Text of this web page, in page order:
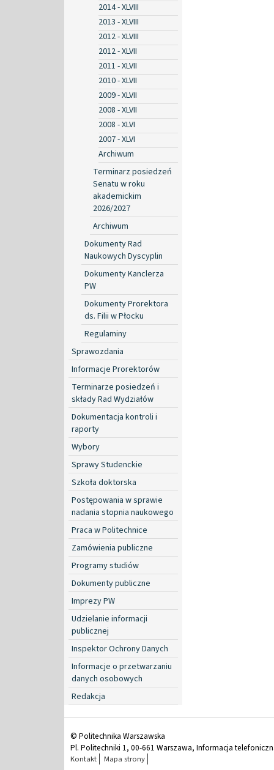
2014 - XLVIII
2013 - XLVIII
2012 - XLVIII
2012 - XLVII
2011 - XLVII
2010 - XLVII
2009 - XLVII
2008 - XLVII
2008 - XLVI
2007 - XLVI
Archiwum
Terminarz posiedzeń
Senatu w roku
akademickim
2026/2027
Archiwum
Dokumenty Rad
Naukowych Dyscyplin
Dokumenty Kanclerza
PW
Dokumenty Prorektora
ds. Filii w Płocku
Regulaminy
Sprawozdania
Informacje Prorektorów
Terminarze posiedzeń i
składy Rad Wydziałów
Dokumentacja kontroli i
raporty
Wybory
Sprawy Studenckie
Szkoła doktorska
Postępowania w sprawie
nadania stopnia naukowego
Praca w Politechnice
Zamówienia publiczne
Programy studiów
Dokumenty publiczne
Imprezy PW
Udzielanie informacji
publicznej
Inspektor Ochrony Danych
Informacje o przetwarzaniu
danych osobowych
Redakcja
© Politechnika Warszawska
Pl. Politechniki 1, 00-661 Warszawa, Informacja
Kontakt Mapa strony